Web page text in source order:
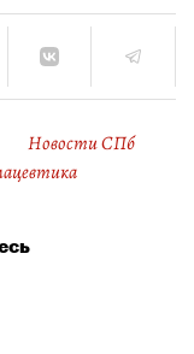
Новости СПб